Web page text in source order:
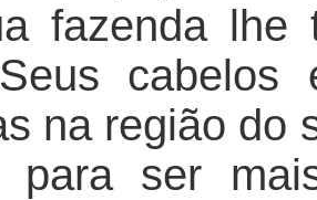
fazenda lhe
cabelos
na região do
para ser